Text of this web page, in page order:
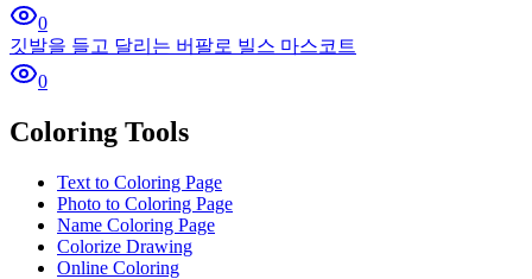
0
깃발을 들고 달리는 버팔로 빌스 마스코트
0
Coloring Tools
Text to Coloring Page
Photo to Coloring Page
Name Coloring Page
Colorize Drawing
Online Coloring